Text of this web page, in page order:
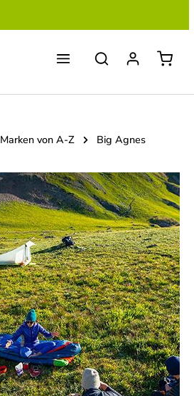
Marken von A-Z Big Agnes